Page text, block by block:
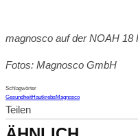
magnosco auf der NOAH 18
Fotos: Magnosco GmbH
Schlagwörter
GesundheitHautkrebsMagnosco
Teilen